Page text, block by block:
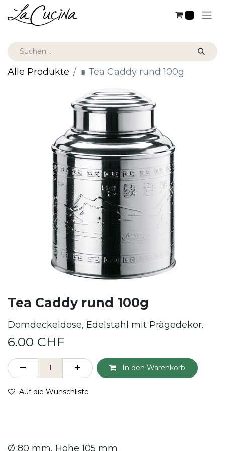
Alle Produkte ∎ Tea Caddy rund 100g
Tea Caddy rund 100g
Domdeckeldose, Edelstahl mit Prägedekor.
6.00 CHF
In den Warenkorb
Auf die Wunschliste
Ø 80 mm, Höhe 105 mm